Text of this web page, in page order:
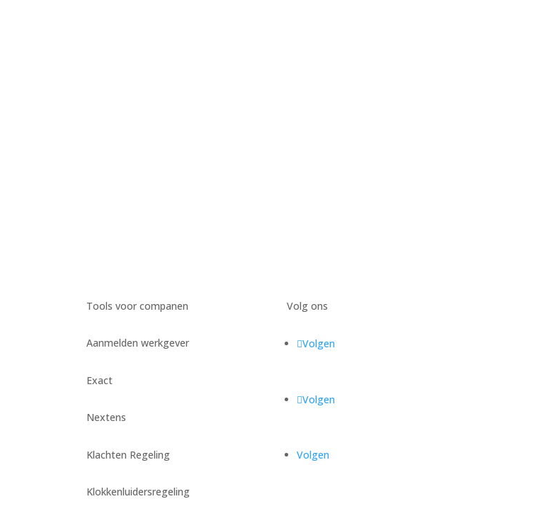
Tools voor companen
Aanmelden werkgever
Exact
Nextens
Klachten Regeling
Klokkenluidersregeling
Volg ons
Volgen
Volgen
Volgen